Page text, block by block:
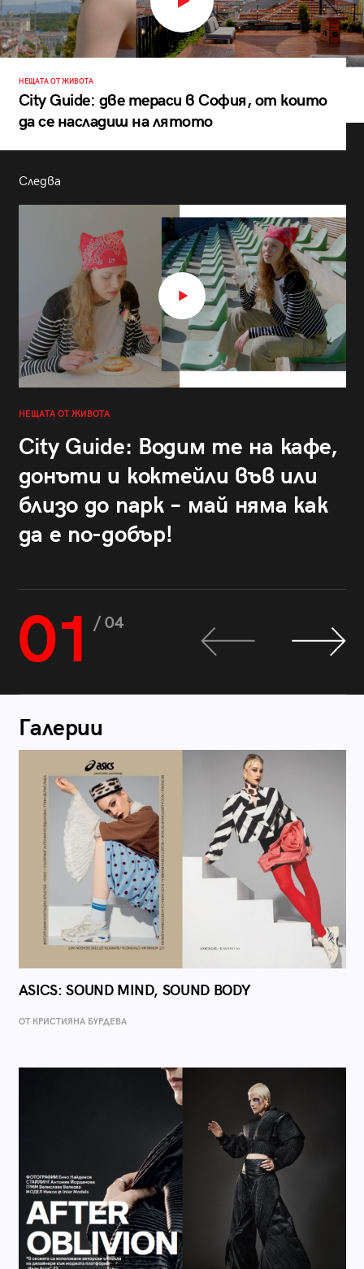
НЕЩАТА ОТ ЖИВОТА
City Guide: две тераси в София, от които
да се насладиш на лятото
Следва
НЕЩАТА ОТ ЖИВОТА
City Guide: Водим те на кафе,
донъти и коктейли във или
близо до парк – май няма как
да е по-добър!
01 / 04
Галерии
ASICS: SOUND MIND, SOUND BODY
ОТ КРИСТИЯНА БУРДЕВА